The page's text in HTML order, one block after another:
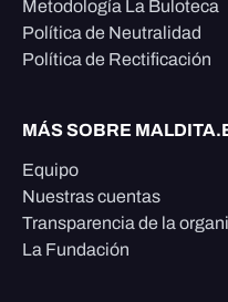
Metodología La Buloteca
Política de Neutralidad
Política de Rectificación
MÁS SOBRE
Equipo
Nuestras cuentas
Transparencia de la
La Fundación